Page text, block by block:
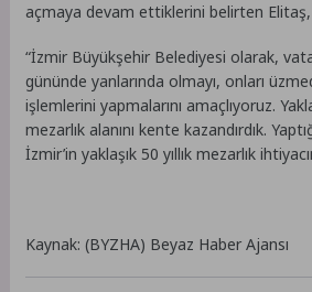
açmaya devam ettiklerini belirten Elitaş,
“İzmir Büyükşehir Belediyesi olarak,
gününde yanlarında olmayı, onları
işlemlerini yapmalarını amaçlıyoruz.
mezarlık alanını kente kazandırdık.
İzmir’in yaklaşık 50 yıllık mezarlık
Kaynak: (BYZHA) Beyaz Haber Ajansı